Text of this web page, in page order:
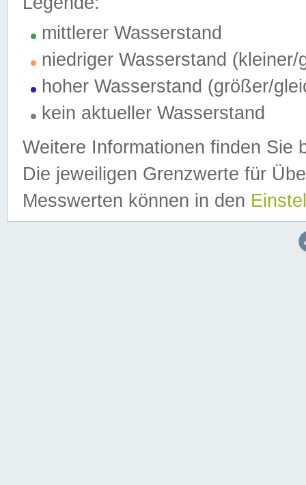
mittlerer Wasserstand
niedriger Wasserstand (kleiner/
hoher Wasserstand (größer/
kein aktueller Wasserstand
Weitere Informationen finden Sie
Die jeweiligen Grenzwerte für
Messwerten können in den